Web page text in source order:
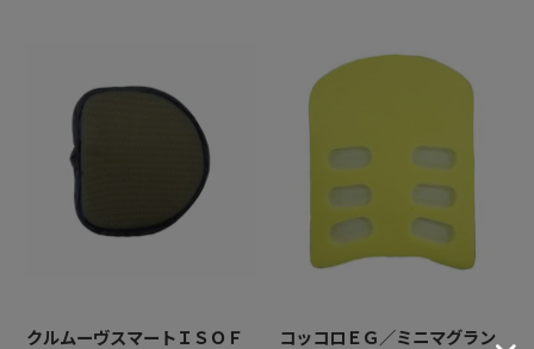
クルムーヴスマートＩＳＯＦ
コッコロＥＧ／ミニマグラン